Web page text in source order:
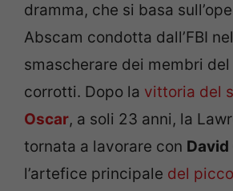
dramma, che si basa
Abscam condotta dall’FBI
smascherare dei membri
corrotti. Dopo la vittoria del
Oscar, a soli 23 anni, la
tornata a lavorare con David
l’artefice principale del